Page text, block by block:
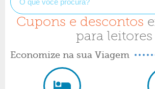
Cupons e descontos
para leitores
Economize na sua Viagem